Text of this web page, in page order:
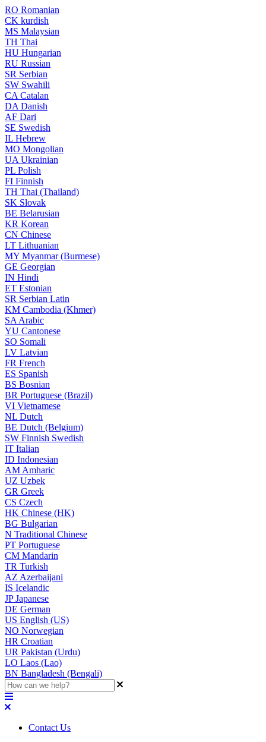
RO Romanian
CK kurdish
MS Malaysian
TH Thai
HU Hungarian
RU Russian
SR Serbian
SW Swahili
CA Catalan
DA Danish
AF Dari
SE Swedish
IL Hebrew
MO Mongolian
UA Ukrainian
PL Polish
FI Finnish
TH Thai (Thailand)
SK Slovak
BE Belarusian
KR Korean
CN Chinese
LT Lithuanian
MY Myanmar (Burmese)
GE Georgian
IN Hindi
ET Estonian
SR Serbian Latin
KM Cambodia (Khmer)
SA Arabic
YU Cantonese
SO Somali
LV Latvian
FR French
ES Spanish
BS Bosnian
BR Portuguese (Brazil)
VI Vietnamese
NL Dutch
BE Dutch (Belgium)
SW Finnish Swedish
IT Italian
ID Indonesian
AM Amharic
UZ Uzbek
GR Greek
CS Czech
HK Chinese (HK)
BG Bulgarian
N Traditional Chinese
PT Portuguese
CM Mandarin
TR Turkish
AZ Azerbaijani
IS Icelandic
JPJapanese
DE German
US English (US)
NO Norwegian
HR Croatian
UR Pakistan (Urdu)
LO Laos (Lao)
BN Bangladesh (Bengali)
Contact Us